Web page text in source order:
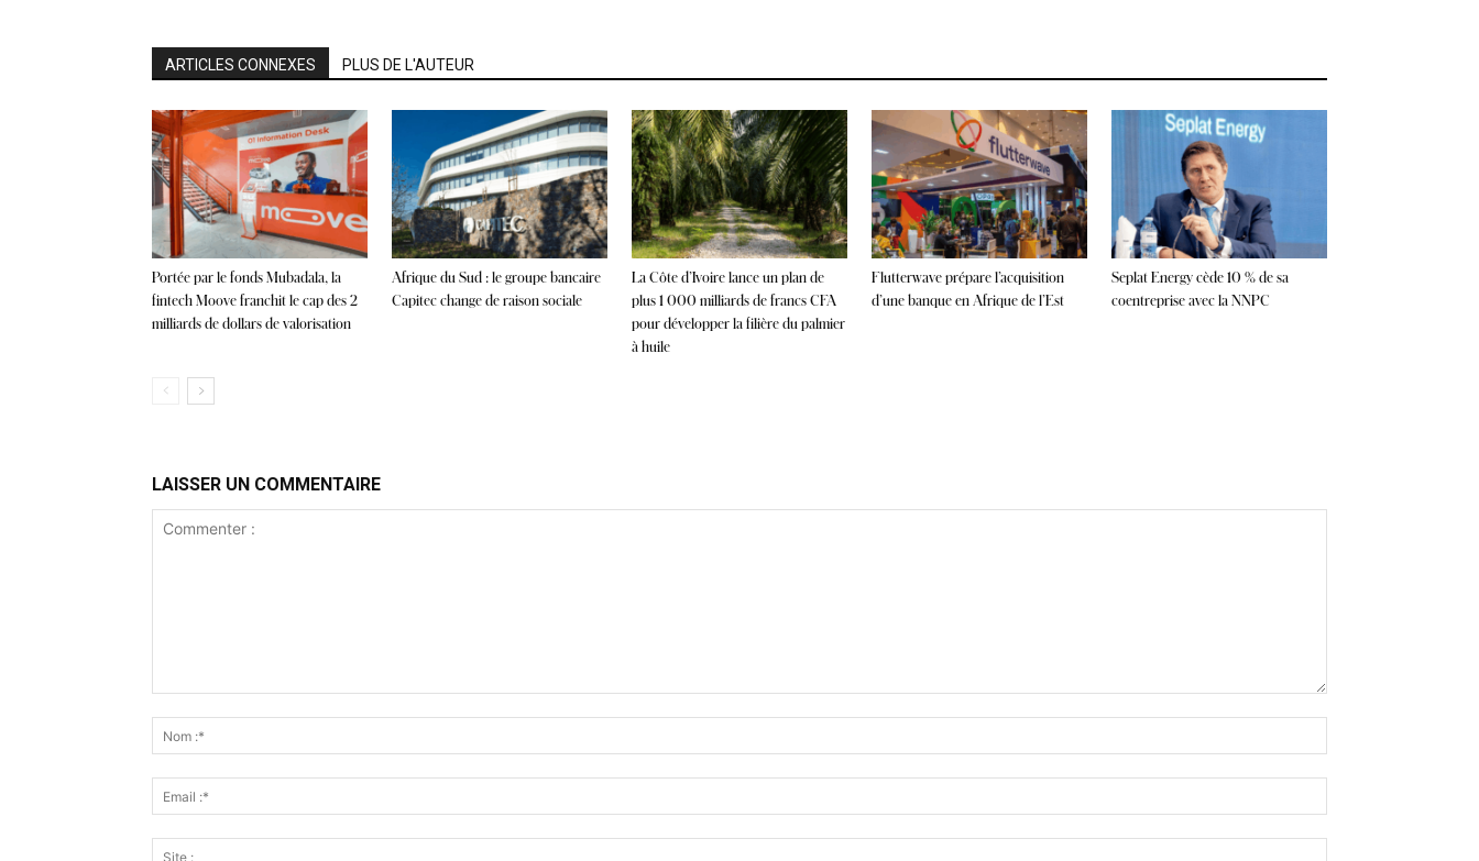
ARTICLES CONNEXES PLUS DE L'AUTEUR
Portée par le fonds Mubadala, la
fintech Moove franchit le cap des 2
milliards de dollars de valorisation
Afrique du Sud : le groupe bancaire
Capitec change de raison sociale
La Côte d’Ivoire lance un plan de
plus 1 000 milliards de francs CFA
pour développer la filière du palmier
à huile
Flutterwave prépare l’acquisition
d’une banque en Afrique de l’Est
Seplat Energy cède 10 % de sa
coentreprise avec la NNPC
LAISSER UN COMMENTAIRE